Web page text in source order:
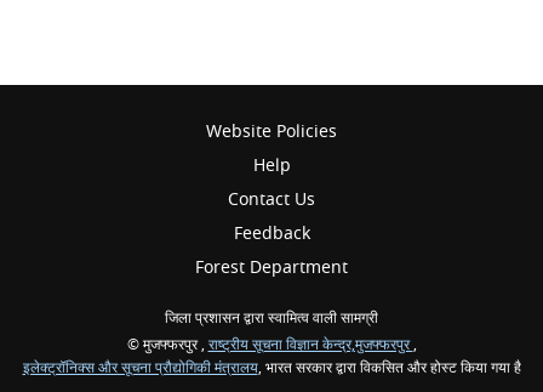
Website Policies
Help
Contact Us
Feedback
Forest Department
जिला प्रशासन द्वारा स्वामित्व वाली सामग्री
© मुजफ्फरपुर , राष्ट्रीय सूचना विज्ञान केन्द्र,मुजफ्फरपुर,
इलेक्ट्रॉनिक्स और सूचना प्रौद्योगिकी मंत्रालय, भारत सरकार द्वारा विकसित और होस्ट किया गया है